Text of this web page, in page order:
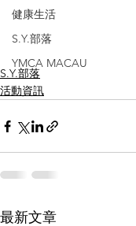
健康生活
S.Y.部落
YMCA MACAU
S.Y.部落
活動資訊
最新文章